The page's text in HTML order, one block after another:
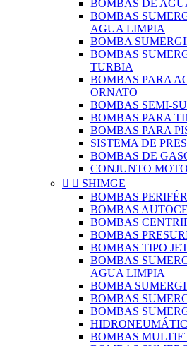
BOMBAS DE
BOMBAS
AGUA LIMPIA
BOMBA
BOMBAS
TURBIA
BOMBAS PARA
ORNATO
BOMBAS SEMI-
BOMBAS PARA
BOMBAS PARA
SISTEMA DE
BOMBAS DE
CONJUNTO
  SHIMGE
BOMBAS
BOMBAS
BOMBAS
BOMBAS
BOMBAS TIPO
BOMBAS
AGUA LIMPIA
BOMBA
BOMBAS
BOMBAS
BOMBAS